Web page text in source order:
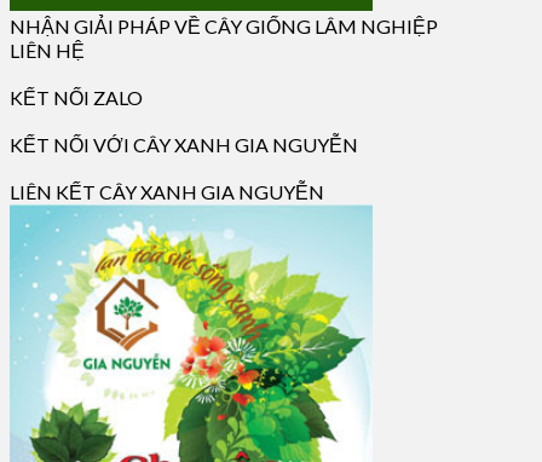
NHẬN GIẢI PHÁP VỀ CÂY GIỐNG LÂM NGHIỆP
LIÊN HỆ
KẾT NỐI ZALO
KẾT NỐI VỚI CÂY XANH GIA NGUYỄN
LIÊN KẾT CÂY XANH GIA NGUYỄN